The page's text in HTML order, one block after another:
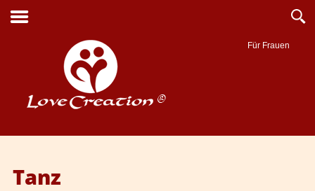
Für Frauen
Suche
Tanz